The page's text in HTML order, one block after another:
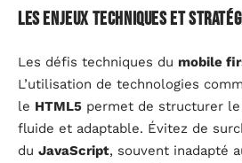
Les enjeux techniques et
Les défis techniques du mobile
L’utilisation de technologies
le HTML5 permet de structurer
fluide et adaptable. Évitez de
du JavaScript, souvent inadapté